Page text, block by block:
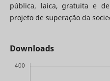
pública, laica, gratuita e
projeto de superação da
Downloads